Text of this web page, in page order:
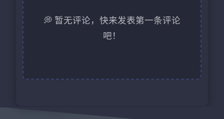
💭 暂无评论，快来发表第一条评论
吧！